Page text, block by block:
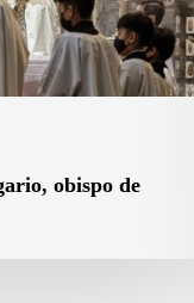
obispo de